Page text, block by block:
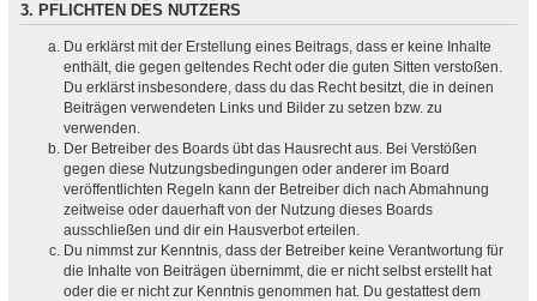
3. PFLICHTEN DES NUTZERS
Du erklärst mit der Erstellung eines Beitrags, dass er keine Inhalte
enthält, die gegen geltendes Recht oder die guten Sitten verstoßen.
Du erklärst insbesondere, dass du das Recht besitzt, die in deinen
Beiträgen verwendeten Links und Bilder zu setzen bzw. zu
verwenden.
Der Betreiber des Boards übt das Hausrecht aus. Bei Verstößen
gegen diese Nutzungsbedingungen oder anderer im Board
veröffentlichten Regeln kann der Betreiber dich nach Abmahnung
zeitweise oder dauerhaft von der Nutzung dieses Boards
ausschließen und dir ein Hausverbot erteilen.
Du nimmst zur Kenntnis, dass der Betreiber keine Verantwortung für
die Inhalte von Beiträgen übernimmt, die er nicht selbst erstellt hat
oder die er nicht zur Kenntnis genommen hat. Du gestattest dem